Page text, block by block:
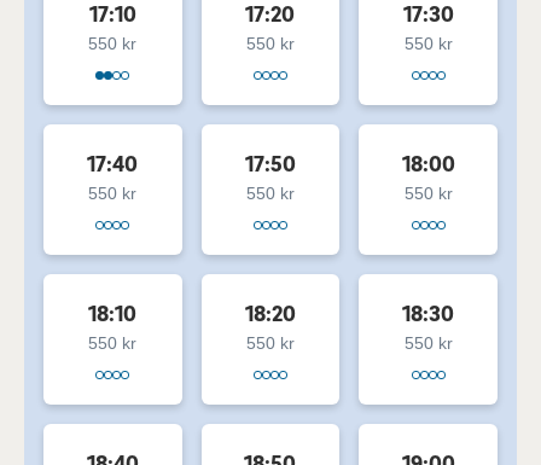
17:10
550 kr
17:20
550 kr
17:30
550 kr
17:40
550 kr
17:50
550 kr
18:00
550 kr
18:10
550 kr
18:20
550 kr
18:30
550 kr